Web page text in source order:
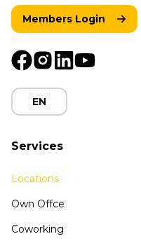
Members Login
EN
Services
Locations
Own Offce
Coworking